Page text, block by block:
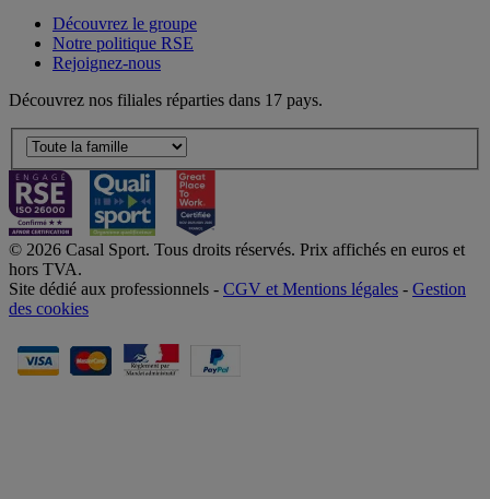
Découvrez le groupe
Notre politique RSE
Rejoignez-nous
Découvrez nos filiales réparties dans 17 pays.
© 2026 Casal Sport. Tous droits réservés. Prix affichés en euros et
hors TVA.
Site dédié aux professionnels - CGV et Mentions légales - Gestion
des cookies